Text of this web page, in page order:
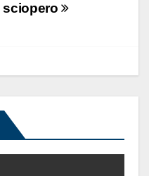
sciopero